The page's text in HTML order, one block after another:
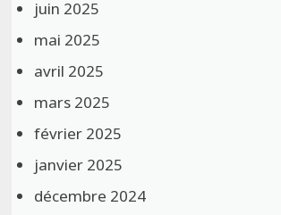
juin 2025
mai 2025
avril 2025
mars 2025
février 2025
janvier 2025
décembre 2024